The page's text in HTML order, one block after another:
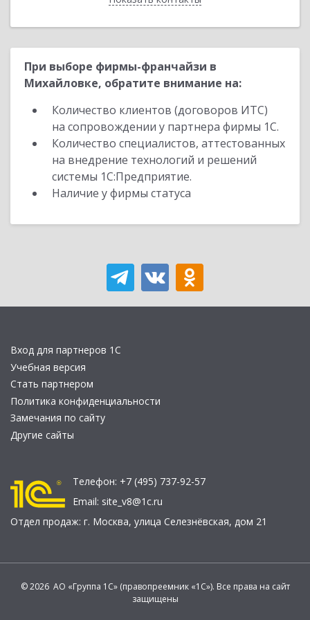
При выборе фирмы-франчайзи в
Михайловке, обратите внимание на:
Количество клиентов (договоров ИТС)
на сопровождении у партнера фирмы 1С.
Количество специалистов, аттестованных
на внедрение технологий и решений
системы 1С:Предприятие.
Наличие у фирмы статуса
Вход для партнеров 1С
Учебная версия
Стать партнером
Политика конфиденциальности
Замечания по сайту
Другие сайты
Телефон: +7 (495) 737-92-57
Email: site_v8@1c.ru
Отдел продаж: г. Москва, улица Селезнёвская, дом 21
© 2026 АО «Группа 1С» (правопреемник «1С»). Все права на сайт
защищены